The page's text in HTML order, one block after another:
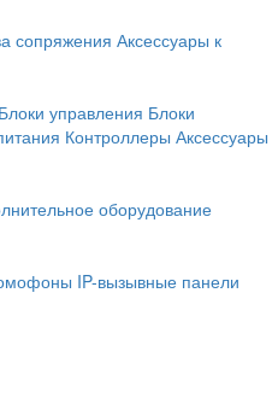
сопряжения Аксессуары к
Блоки управления Блоки
Контроллеры Аксессуары
оборудование
IP-вызывные панели